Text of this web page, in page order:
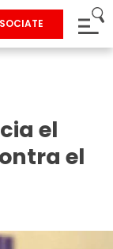
el
el